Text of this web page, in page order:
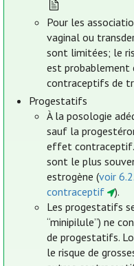
Pour les
vaginal ou
sont limitées; le
est probablement
contraceptifs de
Progestatifs
À la posologie
sauf la
effet contraceptif.
sont le plus
estrogène (voir
contraceptif
).
Les progestatifs
“minipilule”) ne
de progestatifs.
le risque de